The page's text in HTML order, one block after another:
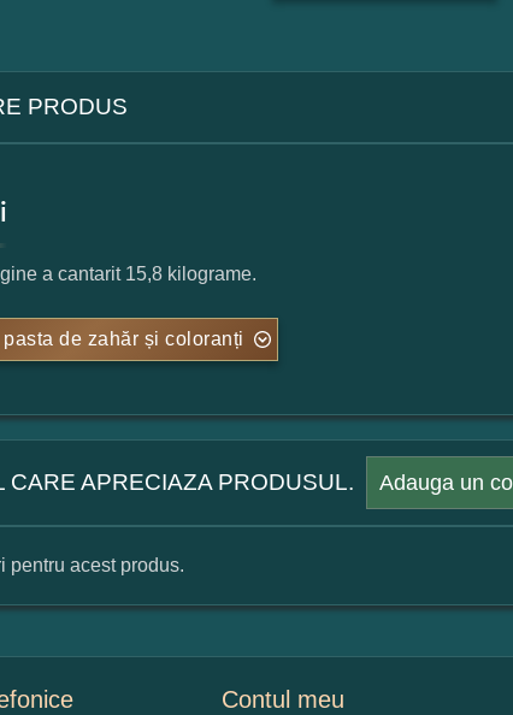
PRODUS
a cantarit 15,8 kilograme.
de zahăr și coloranți
CARE APRECIAZA PRODUSUL. Adauga un
pentru acest produs.
Contul meu